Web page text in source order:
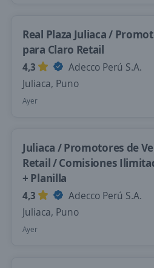
Real Plaza Juliaca /
para Claro Retail
4,3
Adecco Perú S.A.
Juliaca, Puno
Ayer
Juliaca / Promotores de
Retail / Comisiones
+ Planilla
4,3
Adecco Perú S.A.
Juliaca, Puno
Ayer